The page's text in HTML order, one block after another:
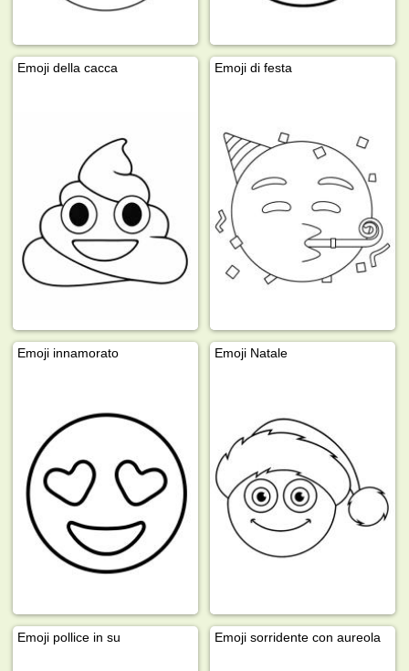
Emoji della cacca Emoji di festa
Emoji innamorato Emoji Natale
Emoji pollice in su Emoji sorridente con aureola